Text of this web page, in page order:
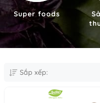
Super foods
Sắp xếp: